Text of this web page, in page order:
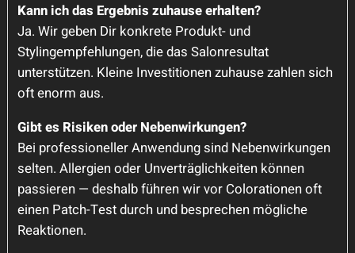
Kann ich das Ergebnis zuhause erhalten?
Ja. Wir geben Dir konkrete Produkt- und
Stylingempfehlungen, die das Salonresultat
unterstützen. Kleine Investitionen zuhause zahlen sich
oft enorm aus.
Gibt es Risiken oder Nebenwirkungen?
Bei professioneller Anwendung sind Nebenwirkungen
selten. Allergien oder Unverträglichkeiten können
passieren — deshalb führen wir vor Colorationen oft
einen Patch-Test durch und besprechen mögliche
Reaktionen.